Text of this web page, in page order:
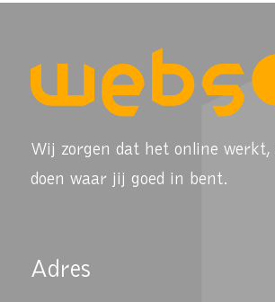
Wij zorgen dat het online werkt,
doen waar jij goed in bent.
Adres